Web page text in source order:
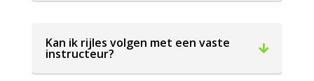
Kan ik rijles volgen met een vaste
instructeur?